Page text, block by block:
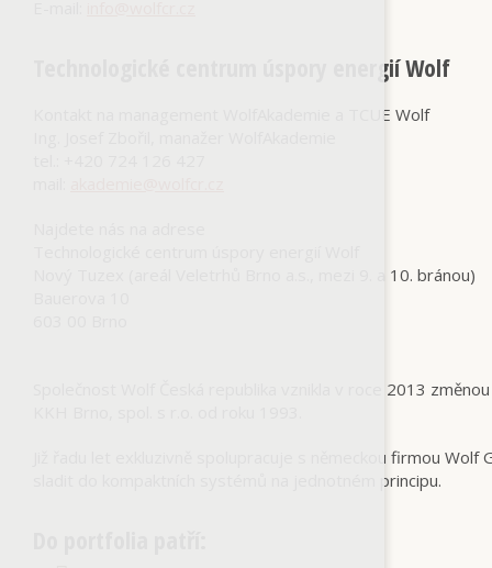
Technologické centrum úspory energií Wolf
Kontakt na management WolfAkademie a TCUE Wolf
Nový Tuzex (areál Veletrhů Brno a.s., mezi 9. a 10. bránou)
Společnost Wolf Česká republika vznikla v roce 2013
Již řadu let exkluzivně spolupracuje s německou firmou
sladit do kompaktních systémů na jednotném principu.